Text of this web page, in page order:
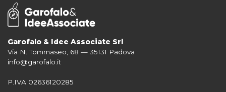
Per informazioni su come vengono trattati i tuoi dati consulta la nostra
Privacy Policy
Garofalo & Idee Associate Srl
Via N. Tommaseo, 68 — 35131 Padova
info@garofalo.it
P.IVA 02636120285